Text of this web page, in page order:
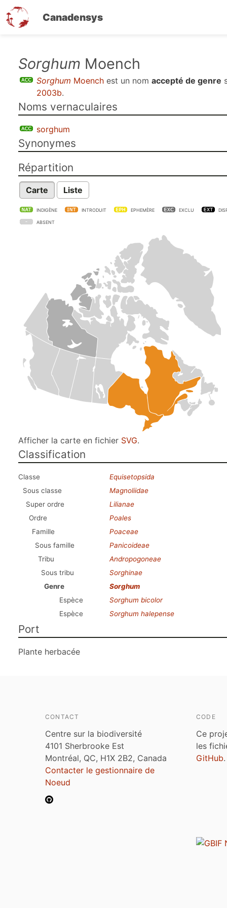
Canadensys
contenu
Sorghum Moench
Sorghum Moench est un nom accepté de genre
2003b.
Noms vernaculaires
sorghum
Synonymes
Répartition
Carte Liste
INDIGÈNE INTRODUIT EPHEMÈRE EXCLU
ABSENT
Afficher la carte en fichier SVG.
Classification
Classe
Equisetopsida
Sous classe
Magnoliidae
Super ordre
Lilianae
Ordre
Poales
Famille
Poaceae
Sous famille
Panicoideae
Tribu
Andropogoneae
Sous tribu
Sorghinae
Genre
Sorghum
Espèce
Sorghum bicolor
Espèce
Sorghum halepense
Port
Plante herbacée
CONTACT
Centre sur la biodiversité
4101 Sherbrooke Est
Montréal, QC, H1X 2B2, Canada
Contacter le gestionnaire de
Noeud
CODE
Ce
les
GitHub.